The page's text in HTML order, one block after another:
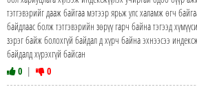
тэтгэвэрийг дааж байгаа мэтээр ярьж улс халамж өгч
байдлаас болж тэтгэвэрийн зөрүү гарч байна тэгээд
зэрэг байж болохгүй байдал д хүрч байна эхнээсээ
байдалд хүрэхгүй байсан
0 | 0